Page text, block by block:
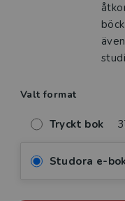
Valt format
Tryckt bok
Studora e-